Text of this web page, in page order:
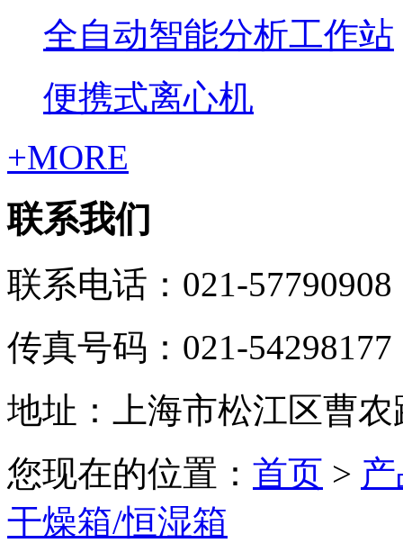
全自动智能分析工作站
便携式离心机
+MORE
联系我们
联系电话：021-57790908
传真号码：021-54298177
地址：上海市松江区曹农
您现在的位置： 首页 >
干燥箱/恒湿箱